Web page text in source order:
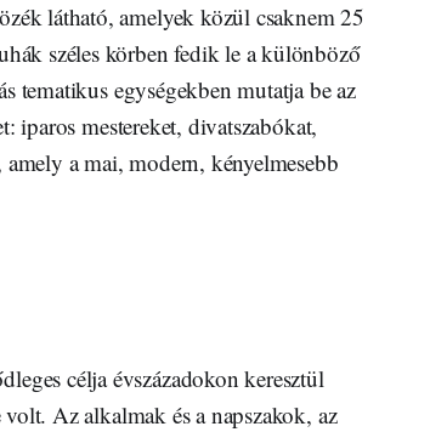
látható, amelyek közül csaknem 25
széles körben fedik le a különböző
tematikus egységekben mutatja be az
iparos mestereket, divatszabókat,
a mai, modern, kényelmesebb
célja évszázadokon keresztül
Az alkalmak és a napszakok, az